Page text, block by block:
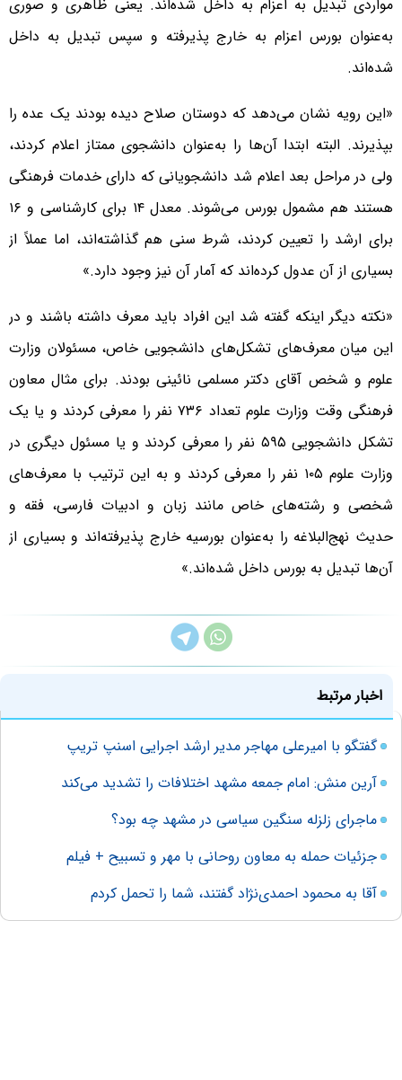
مواردی تبدیل به اعزام به داخل شده‌اند. یعنی ظاهری و صوری
به‌عنوان بورس اعزام به خارج پذیرفته و سپس تبدیل به داخل
شده‌اند.
«این رویه نشان می‌دهد که دوستان صلاح دیده بودند یک عده را
بپذیرند. البته ابتدا آن‌ها را به‌عنوان دانشجوی ممتاز اعلام کردند،
ولی در مراحل بعد اعلام شد دانشجویانی که دارای خدمات فرهنگی
هستند هم مشمول بورس می‌شوند. معدل ۱۴ برای کارشناسی و ۱۶
برای ارشد را تعیین کردند، شرط سنی هم گذاشته‌اند، اما عملاً از
بسیاری از آن عدول کرده‌اند که آمار آن نیز وجود دارد.»
«نکته دیگر اینکه گفته شد این افراد باید معرف داشته باشند و در
این میان معرف‌های تشکل‌های دانشجویی خاص، مسئولان وزارت
علوم و شخص آقای دکتر مسلمی نائینی بودند. برای مثال معاون
فرهنگی وقت وزارت علوم تعداد ۷۳۶ نفر را معرفی کردند و یا یک
تشکل دانشجویی ۵۹۵ نفر را معرفی کردند و یا مسئول دیگری در
وزارت علوم ۱۰۵ نفر را معرفی کردند و به این ترتیب با معرف‌های
شخصی و رشته‌های خاص مانند زبان و ادبیات فارسی، فقه و
حدیث نهج‌البلاغه را به‌عنوان بورسیه خارج پذیرفته‌اند و بسیاری از
آن‌ها تبدیل به بورس داخل شده‌اند.»
اخبار مرتبط
گفتگو با امیرعلی مهاجر مدیر ارشد اجرایی اسنپ تریپ
آرین منش: امام جمعه مشهد اختلافات را تشدید می‌کند
ماجرای زلزله سنگین سیاسی در مشهد چه بود؟
جزئیات حمله به معاون روحانی با مهر و تسبیح + فیلم
آقا به محمود احمدی‌نژاد گفتند، شما را تحمل کردم